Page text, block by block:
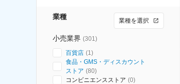
業種 業種を選択
小売業界 (301)
百貨店 (1)
食品・GMS・ディスカウント
ストア (80)
コンビニエンスストア (0)